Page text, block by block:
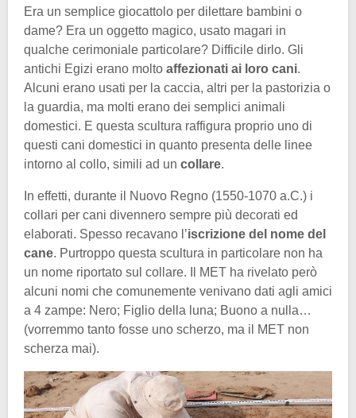
Era un semplice giocattolo per dilettare bambini o
dame? Era un oggetto magico, usato magari in
qualche cerimoniale particolare? Difficile dirlo. Gli
antichi Egizi erano molto affezionati ai loro cani.
Alcuni erano usati per la caccia, altri per la pastorizia o
la guardia, ma molti erano dei semplici animali
domestici. E questa scultura raffigura proprio uno di
questi cani domestici in quanto presenta delle linee
intorno al collo, simili ad un collare.
In effetti, durante il Nuovo Regno (1550-1070 a.C.) i
collari per cani divennero sempre più decorati ed
elaborati. Spesso recavano l’iscrizione del nome del
cane. Purtroppo questa scultura in particolare non ha
un nome riportato sul collare. Il MET ha rivelato però
alcuni nomi che comunemente venivano dati agli amici
a 4 zampe: Nero; Figlio della luna; Buono a nulla…
(vorremmo tanto fosse uno scherzo, ma il MET non
scherza mai).